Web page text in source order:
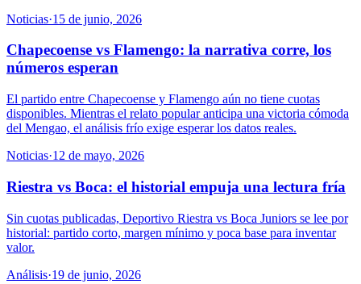
Noticias·15 de junio, 2026
Chapecoense vs Flamengo: la narrativa corre, los
números esperan
El partido entre Chapecoense y Flamengo aún no tiene cuotas
disponibles. Mientras el relato popular anticipa una victoria cómoda
del Mengao, el análisis frío exige esperar los datos reales.
Noticias·12 de mayo, 2026
Riestra vs Boca: el historial empuja una lectura fría
Sin cuotas publicadas, Deportivo Riestra vs Boca Juniors se lee por
historial: partido corto, margen mínimo y poca base para inventar
valor.
Análisis·19 de junio, 2026